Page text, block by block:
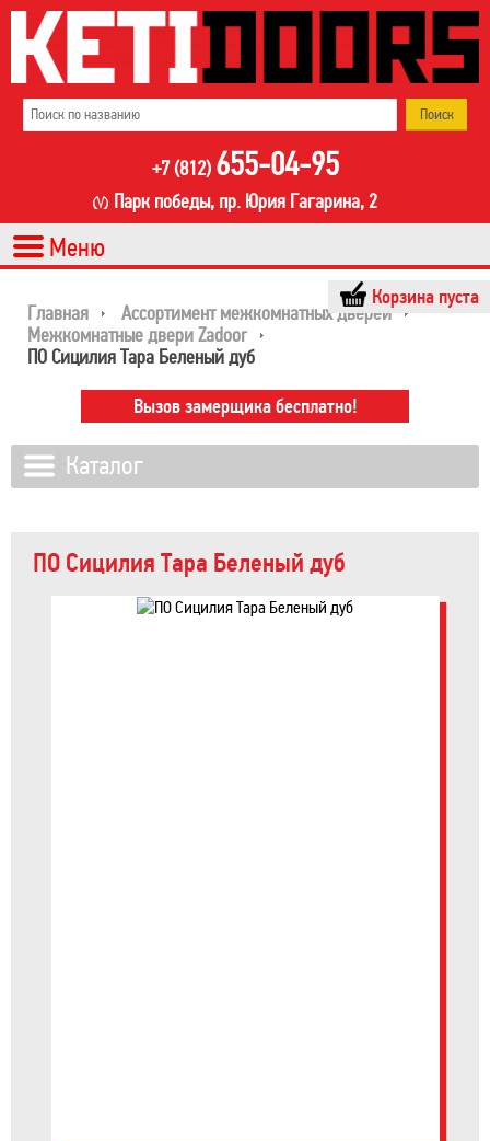
+7 (812) 655-04-95
Парк победы, пр. Юрия Гагарина, 2
Корзина пуста
Главная
Ассортимент межкомнатных дверей
Межкомнатные двери Zadoor
ПО Сицилия Тара Беленый дуб
ПО Сицилия Тара Беленый дуб